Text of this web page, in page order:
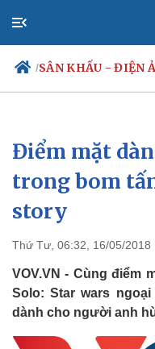
/SÂN KHẤU - ĐIỆN
Chính trị
Tổ chức nhân sự
Quốc hội
Nhận diện sự thật
Điểm mặt
trong bom
story
Thứ Tư, 06:32, 16/05/2018
VOV.VN - Cùng điểm
Solo: Star wars
dành cho người anh